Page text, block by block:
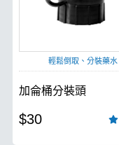
輕鬆倒取、分裝藥水
加侖桶分裝頭
$30